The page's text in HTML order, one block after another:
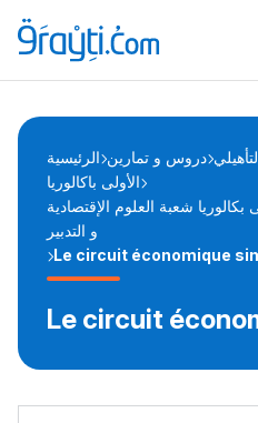
Catégories
d'actualités
الرئيسية دروس و تمارين
الأولى باكالوريا
بكالوريا شعبة العلوم الإقتصادية
و التدبير
Le circuit économique
Le circuit